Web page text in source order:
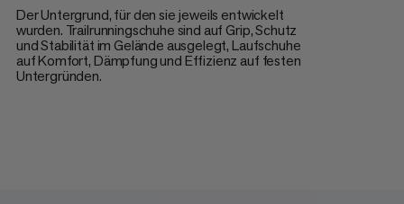
Der Untergrund, für den sie jeweils entwickelt
wurden. Trailrunningschuhe sind auf Grip, Schutz
und Stabilität im Gelände ausgelegt, Laufschuhe
auf Komfort, Dämpfung und Effizienz auf festen
Untergründen.